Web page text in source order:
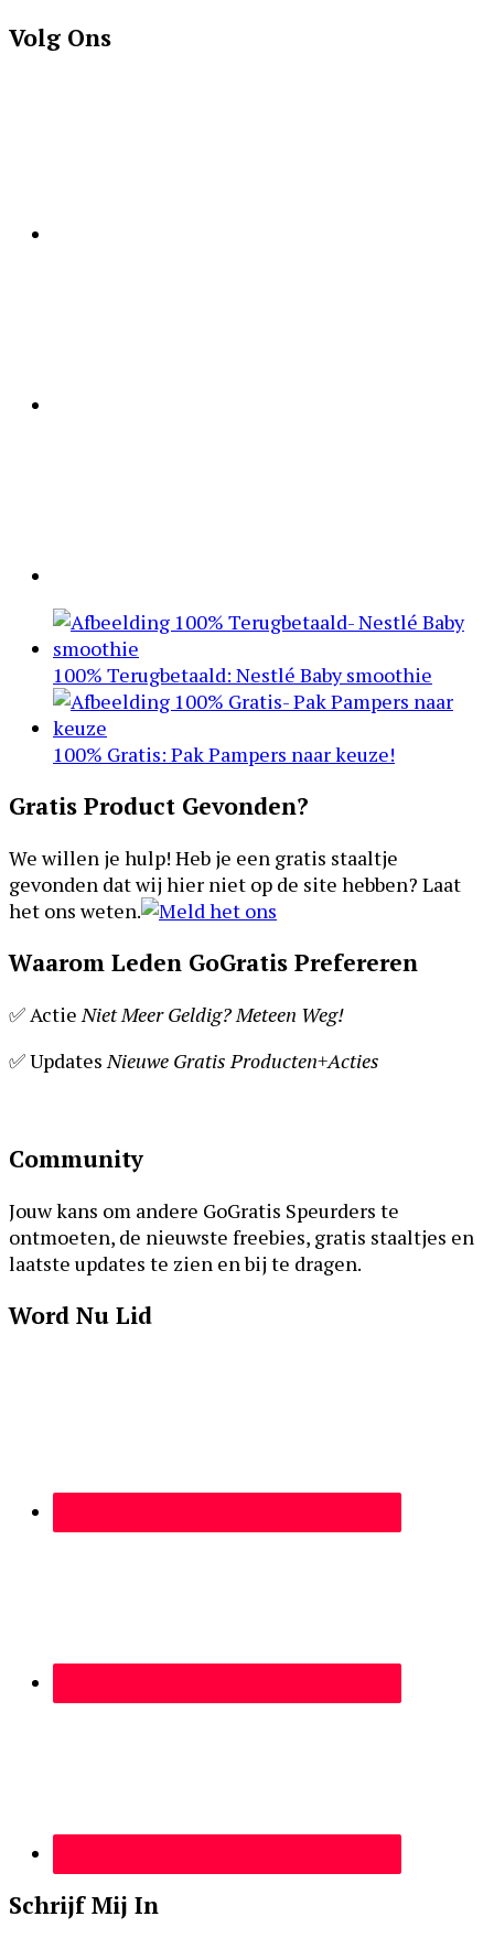
Volg Ons
100% Terugbetaald: Nestlé Baby smoothie
100% Gratis: Pak Pampers naar keuze!
Gratis Product Gevonden?
We willen je hulp! Heb je een gratis staaltje
gevonden dat wij hier niet op de site hebben? Laat
het ons weten.
Waarom Leden GoGratis Prefereren
✅ ActieNiet Meer Geldig? Meteen Weg!
✅ UpdatesNieuwe Gratis Producten+Acties
Footer
Community
Jouw kans om andere GoGratis Speurders te
ontmoeten, de nieuwste freebies, gratis staaltjes en
laatste updates te zien en bij te dragen.
Word Nu Lid
Schrijf Mij In